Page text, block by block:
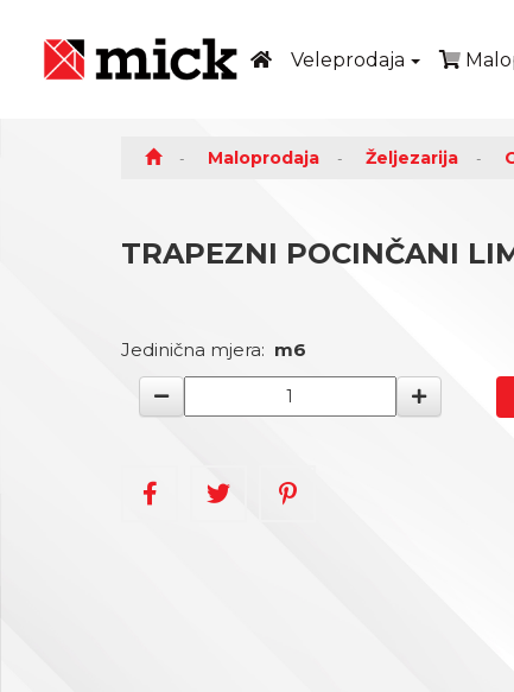
Veleprodaja
Maloprodaja Željezarija
TRAPEZNI POCINČANI
Jedinična mjera: m6